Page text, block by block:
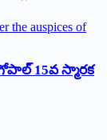
15వ స్మారక